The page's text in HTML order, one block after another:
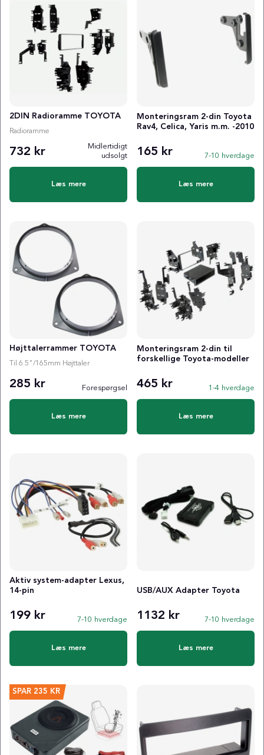
2DIN Radioramme TOYOTA
Radioramme
732 kr
Midlertidigt
udsolgt
Læs mere
Monteringsram 2-din Toyota
Rav4, Celica, Yaris m.m. -2010
165 kr 7-10 hverdage
Læs mere
Højttalerrammer TOYOTA
Til 6.5"/165mm Højttaler
285 kr Forespørgsel
Læs mere
Monteringsram 2-din til
forskellige Toyota-modeller
465 kr 1-4 hverdage
Læs mere
Aktiv system-adapter Lexus,
14-pin
199 kr 7-10 hverdage
Læs mere
USB/AUX Adapter Toyota
1132 kr 7-10 hverdage
Læs mere
SPAR 235 KR